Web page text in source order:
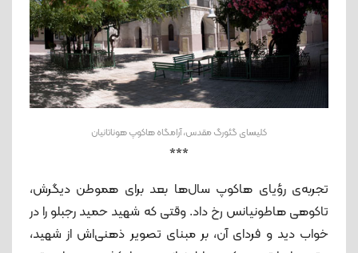
کلیسای گئورگ مقدس، آرامگاه هاکوپ هوناتانیان
***
تجربه‌ی رؤیای هاکوپ سال‌ها بعد برای هموطن دیگرش،
تاکوهی هاطونیانس رخ داد. وقتی که شهید حمید رجبلو را در
خواب دید و فردای آن، بر مبنای تصویر ذهنی‌اش از شهید،